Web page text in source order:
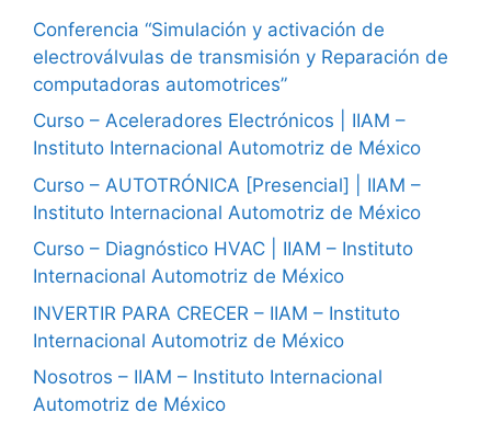
Conferencia “Simulación y activación de
electroválvulas de transmisión y Reparación de
computadoras automotrices”
Curso – Aceleradores Electrónicos | IIAM –
Instituto Internacional Automotriz de México
Curso – AUTOTRÓNICA [Presencial] | IIAM –
Instituto Internacional Automotriz de México
Curso – Diagnóstico HVAC | IIAM – Instituto
Internacional Automotriz de México
INVERTIR PARA CRECER – IIAM – Instituto
Internacional Automotriz de México
Nosotros – IIAM – Instituto Internacional
Automotriz de México